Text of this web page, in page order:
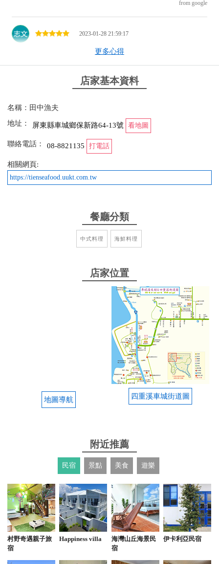
from google
2023-01-28 21:59:17
進去吃早餐，老闆，收銀員，二位都很親切的待人
去早餐店⏱9:58跟我講說他休息了 轉來這裡吃早午餐
2022-08-09 16:10:07
2022-04-05 06:21:24
魚＋一大塊蔥蛋＋1碗白飯＋1碗味噌湯（滿滿的油豆
腐、嫩豆腐，用料不手軟），這樣才100元，CP值超
from google
2022-01-12 04:12:51
平價又好吃，充滿在地人情味，魚好新鮮
到三種魚，口味很家常，大概就是在外孩兒，很久沒
吃到的家鄉味，尤其是魚之外的小菜，口味尤其明
from google
2021-04-04 20:49:56
魚是自己坐船補獲新鮮的不得了菜色很多又好吃，但
更多心得
店家基本資料
名稱：田中漁夫
地址：
屏東縣車城鄉保新路64-13號 看地圖
聯絡電話： 08-8821135 打電話
相關網頁:
https://tienseafood.uukt.com.tw
餐廳分類
中式料理 海鮮料理
店家位置
地圖導航 四重溪車城街道圖
附近推薦
民宿 景點 美食 遊樂
村野奇遇親子旅
宿
Happiness villa
海灣山丘海景民
宿
伊卡利亞民宿